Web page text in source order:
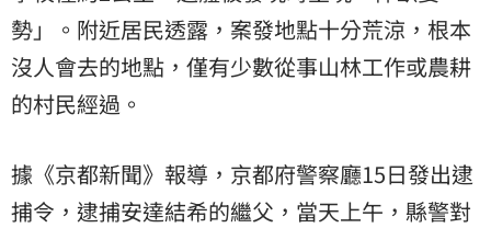
勢」。附近居民透露，案發地點十分荒涼，根本
沒人會去的地點，僅有少數從事山林工作或農耕
的村民經過。
據《京都新聞》報導，京都府警察廳15日發出逮
捕令，逮捕安達結希的繼父，當天上午，縣警對